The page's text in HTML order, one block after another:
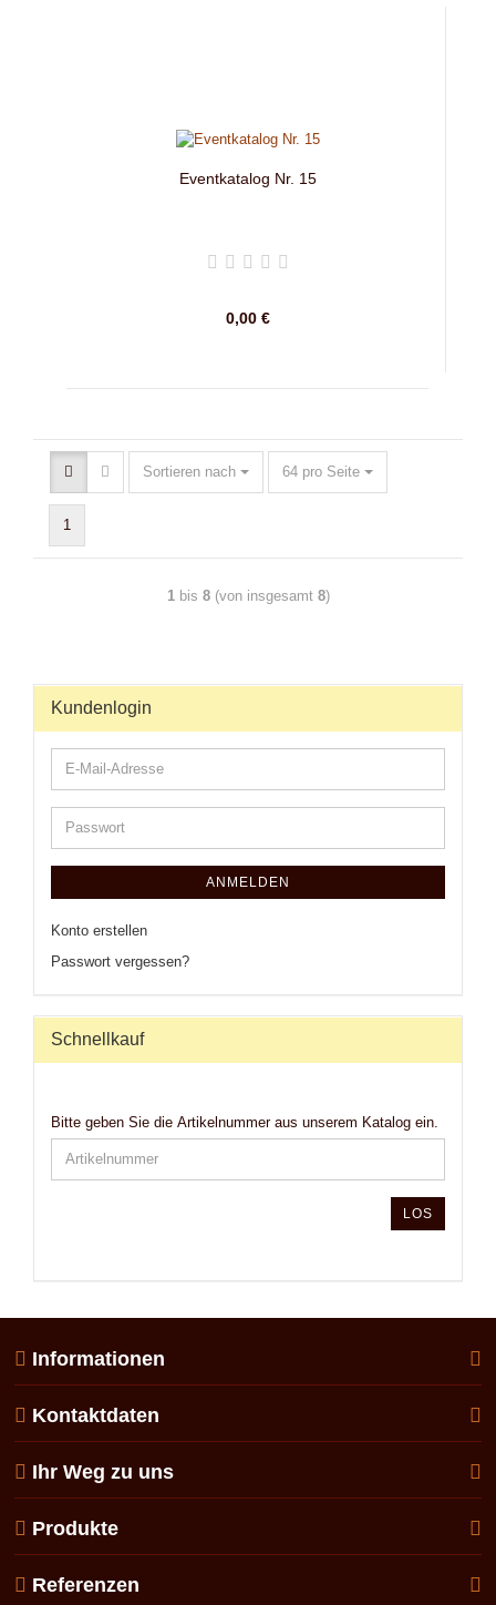
Eventkatalog Nr. 15
0,00 €
Sortieren nach 64 pro Seite
1
1bis 8(von insgesamt 8)
Kundenlogin
ANMELDEN
Konto erstellen
Passwort vergessen?
Schnellkauf
Bitte geben Sie die Artikelnummer aus unserem Katalog ein.
LOS
Informationen
Kontaktdaten
Ihr Weg zu uns
Produkte
Referenzen